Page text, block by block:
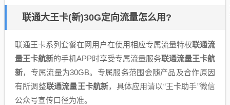
联通大王卡(新)30G定向流量怎么用?
联通王卡系列套餐在网用户在使用相应专属流量特权联通流
量王卡航新的手机APP时享受专属流量服务联通流量王卡航
新，专属流量为30GB。专属服务范围会随产品及合作原因
有所调整联通流量王卡航新，具体应用请以“王卡助手”微信
公众号宣传口径为准。